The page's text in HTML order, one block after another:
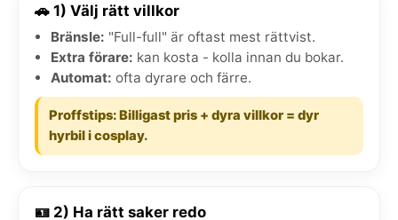
🚗 1) Välj rätt villkor
Bränsle: "Full-full" är oftast mest rättvist.
Extra förare: kan kosta - kolla innan du bokar.
Automat: ofta dyrare och färre.
Proffstips: Billigast pris + dyra villkor = dyr
hyrbil i cosplay.
🪪 2) Ha rätt saker redo